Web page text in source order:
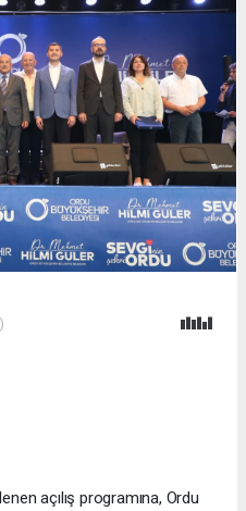
açılış programına, Ordu